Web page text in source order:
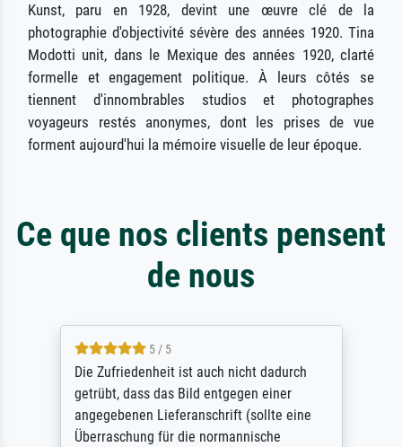
Kunst, paru en 1928, devint une œuvre clé de la
photographie d'objectivité sévère des années 1920. Tina
Modotti unit, dans le Mexique des années 1920, clarté
formelle et engagement politique. À leurs côtés se
tiennent d'innombrables studios et photographes
voyageurs restés anonymes, dont les prises de vue
forment aujourd'hui la mémoire visuelle de leur époque.
Ce que nos clients pensent
de nous
5 / 5
Die Zufriedenheit ist auch nicht dadurch
getrübt, dass das Bild entgegen einer
angegebenen Lieferanschrift (sollte eine
Überraschung für die normannische